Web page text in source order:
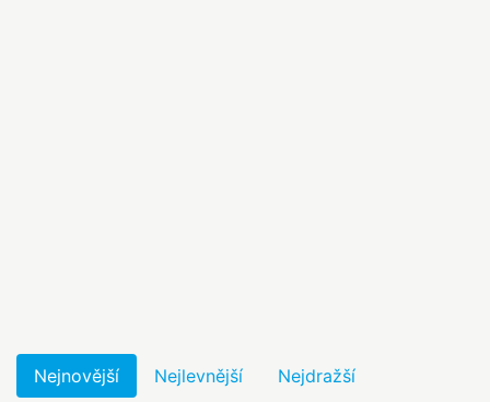
Nejnovější Nejlevnější Nejdražší